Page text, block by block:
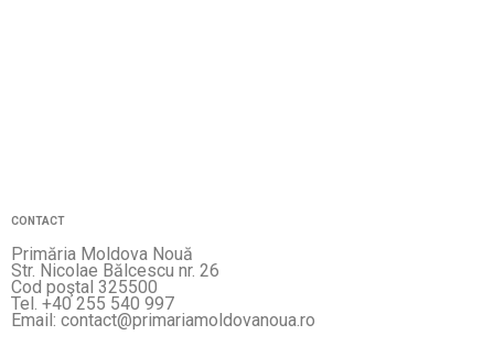
CONTACT
Primăria Moldova Nouă
Str. Nicolae Bălcescu nr. 26
Cod poştal 325500
Tel. +40 255 540 997
Email: contact@primariamoldovanoua.ro